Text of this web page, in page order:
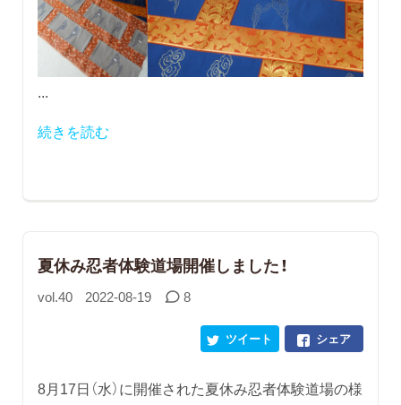
...
続きを読む
夏休み忍者体験道場開催しました！
vol.40 2022-08-19 8
シェア
ツイート
8月17日（水）に開催された夏休み忍者体験道場の様